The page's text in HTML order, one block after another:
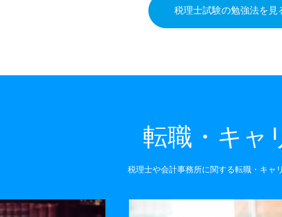
税理士試験の勉強法を見
転職・キャ
税理士や会計事務所に関する転職・キャ